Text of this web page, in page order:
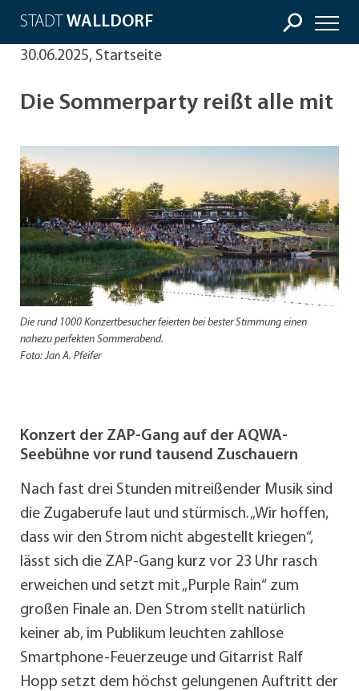
STADT WALLDORF
30.06.2025, Startseite
Die Sommerparty reißt alle mit
Die rund 1000 Konzertbesucher feierten bei bester Stimmung einen
nahezu perfekten Sommerabend.
Foto: Jan A. Pfeifer
Konzert der ZAP-Gang auf der AQWA-
Seebühne vor rund tausend Zuschauern
Nach fast drei Stunden mitreißender Musik sind
die Zugaberufe laut und stürmisch. „Wir hoffen,
dass wir den Strom nicht abgestellt kriegen“,
lässt sich die ZAP-Gang kurz vor 23 Uhr rasch
erweichen und setzt mit „Purple Rain“ zum
großen Finale an. Den Strom stellt natürlich
keiner ab, im Publikum leuchten zahllose
Smartphone-Feuerzeuge und Gitarrist Ralf
Hopp setzt dem höchst gelungenen Auftritt der